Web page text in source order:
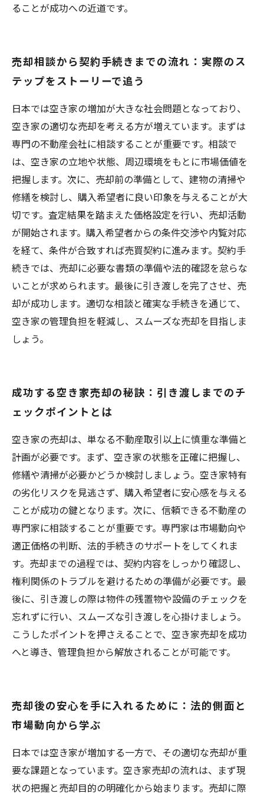
ることが成功への近道です。
売却相談から契約手続きまでの流れ：実際のス
テップをストーリーで追う
日本では空き家の増加が大きな社会問題となっており、
空き家の適切な売却を考える方が増えています。まずは
専門の不動産会社に相談することが重要です。相談で
は、空き家の立地や状態、周辺環境をもとに市場価値を
把握します。次に、売却前の準備として、建物の清掃や
修繕を検討し、購入希望者に良い印象を与えることが大
切です。査定結果を踏まえた価格設定を行い、売却活動
が開始されます。購入希望者からの条件交渉や内覧対応
を経て、条件が合致すれば売買契約に進みます。契約手
続きでは、売却に必要な書類の準備や法的確認を怠らな
いことが求められます。最後に引き渡しを完了させ、売
却が成功します。適切な相談と確実な手続きを通じて、
空き家の管理負担を軽減し、スムーズな売却を目指しま
しょう。
成功する空き家売却の秘訣：引き渡しまでのチ
ェックポイントとは
空き家の売却は、単なる不動産取引以上に慎重な準備と
計画が必要です。まず、空き家の状態を正確に把握し、
修繕や清掃が必要かどうか検討しましょう。空き家特有
の劣化リスクを見逃さず、購入希望者に安心感を与える
ことが成功の鍵となります。次に、信頼できる不動産の
専門家に相談することが重要です。専門家は市場動向や
適正価格の判断、法的手続きのサポートをしてくれま
す。売却までの過程では、契約内容をしっかり確認し、
権利関係のトラブルを避けるための準備が必要です。最
後に、引き渡しの際は物件の残置物や設備のチェックを
忘れずに行い、スムーズな引き渡しを心掛けましょう。
こうしたポイントを押さえることで、空き家売却を成功
へと導き、管理負担から解放されることが可能です。
売却後の安心を手に入れるために：法的側面と
市場動向から学ぶ
日本では空き家が増加する一方で、その適切な売却が重
要な課題となっています。空き家売却の流れは、まず現
状の把握と売却目的の明確化から始まります。売却に際